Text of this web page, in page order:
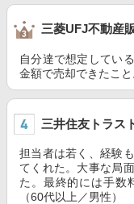
三菱UFJ不動産
自分達で想定してい
金額で売却できたこと
三井住友トラス
担当者は若く、経験
てくれた。大事な局
た。最終的には手数
（60代以上／男性）